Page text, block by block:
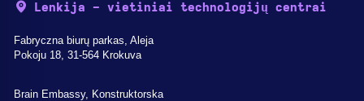
Lenkija - vietiniai technologijų centrai
Fabryczna biurų parkas, Aleja
Pokoju 18, 31-564 Krokuva
Brain Embassy, Konstruktorska